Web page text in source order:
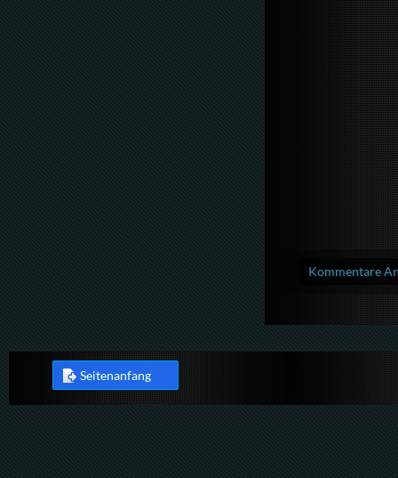
Kommentare
Seitenanfang